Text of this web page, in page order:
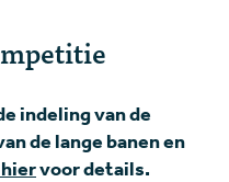
indeling van de
de lange banen en
voor details.